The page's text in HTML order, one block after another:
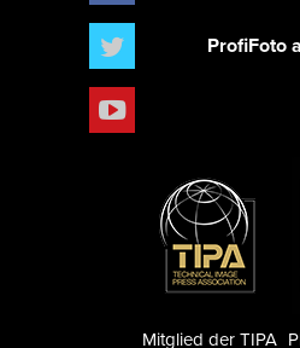
ProfiFoto
Mitglied der TIPA